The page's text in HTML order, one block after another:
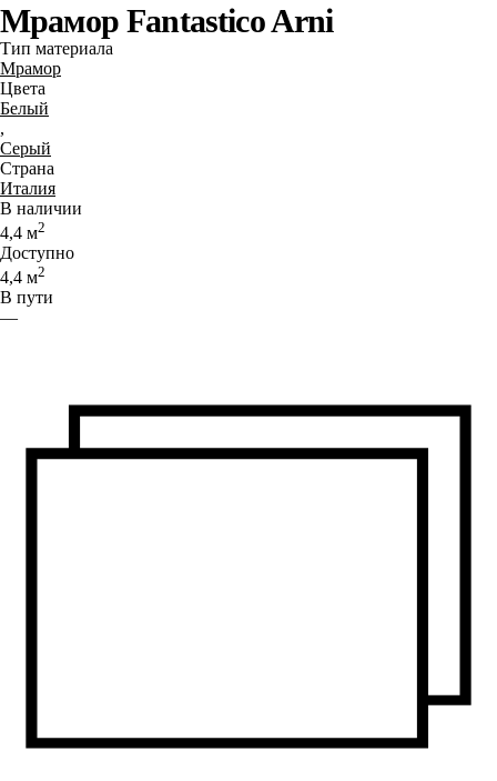
Мрамор Fantastico Arni
Тип материала
Мрамор
Цвета
Белый
,
Серый
Страна
Италия
В наличии
4,4 м2
Доступно
4,4 м2
В пути
—